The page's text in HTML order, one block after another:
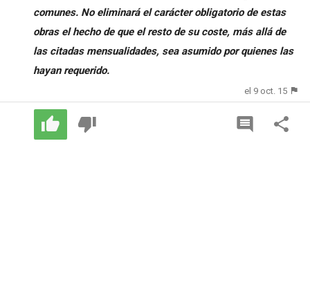
comunes. No eliminará el carácter obligatorio de estas
obras el hecho de que el resto de su coste, más allá de
las citadas mensualidades, sea asumido por quienes las
hayan requerido.
el 9 oct. 15